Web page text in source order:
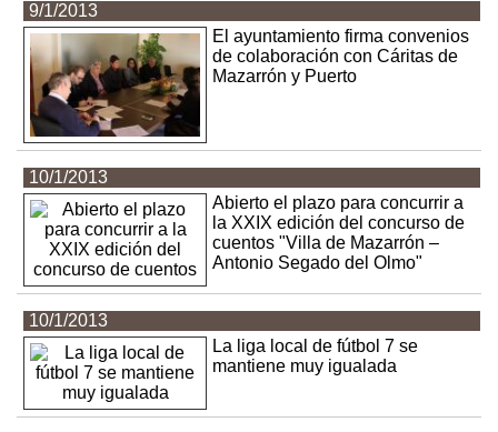
9/1/2013
El ayuntamiento firma convenios
de colaboración con Cáritas de
Mazarrón y Puerto
10/1/2013
Abierto el plazo para concurrir a
la XXIX edición del concurso de
cuentos "Villa de Mazarrón –
Antonio Segado del Olmo"
10/1/2013
La liga local de fútbol 7 se
mantiene muy igualada